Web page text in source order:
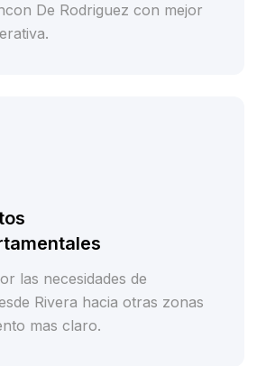
De Rodriguez con mejor
las necesidades de
Rivera hacia otras zonas
mas claro.